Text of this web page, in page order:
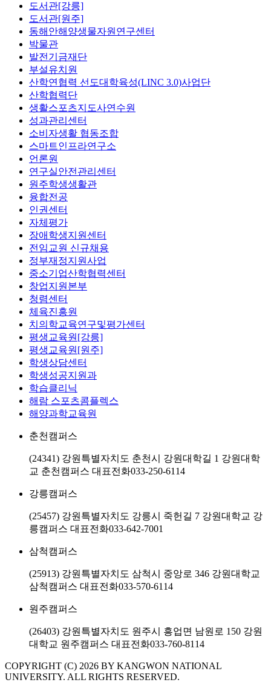
도서관[강릉]
도서관[원주]
동해안해양생물자원연구센터
박물관
발전기금재단
부설유치원
산학연협력 선도대학육성(LINC 3.0)사업단
산학협력단
생활스포츠지도사연수원
성과관리센터
소비자생활 협동조합
스마트인프라연구소
언론원
연구실안전관리센터
원주학생생활관
융합전공
인권센터
자체평가
장애학생지원센터
전임교원 신규채용
정부재정지원사업
중소기업산학협력센터
창업지원본부
청렴센터
체육진흥원
치의학교육연구및평가센터
평생교육원[강릉]
평생교육원[원주]
학생상담센터
학생성공지원과
학습클리닉
해람 스포츠콤플렉스
해양과학교육원
춘천캠퍼스
(24341) 강원특별자치도 춘천시 강원대학길 1 강원대학
교 춘천캠퍼스 대표전화033-250-6114
강릉캠퍼스
(25457) 강원특별자치도 강릉시 죽헌길 7 강원대학교 강
릉캠퍼스 대표전화033-642-7001
삼척캠퍼스
(25913) 강원특별자치도 삼척시 중앙로 346 강원대학교
삼척캠퍼스 대표전화033-570-6114
원주캠퍼스
(26403) 강원특별자치도 원주시 흥업면 남원로 150 강원
대학교 원주캠퍼스 대표전화033-760-8114
COPYRIGHT (C) 2026 BY KANGWON NATIONAL
UNIVERSITY. ALL RIGHTS RESERVED.